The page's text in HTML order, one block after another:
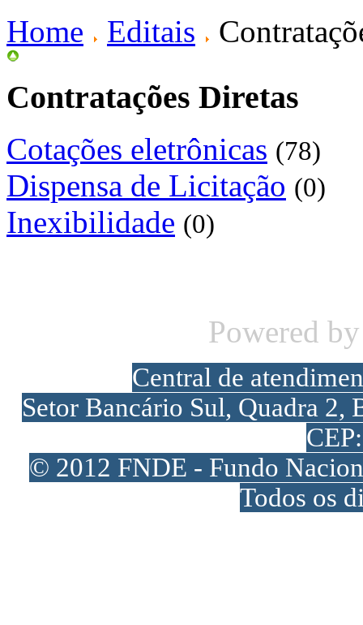
Home
Editais
Contratações Diretas
Cotações eletrônicas (78)
Dispensa de Licitação (0)
Inexibilidade (0)
Powered
Central de
Setor Bancário Sul, Quadra
© 2012 FNDE - Fundo
Todos os